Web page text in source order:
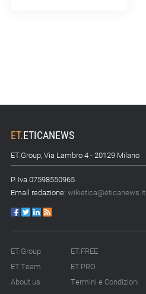
ET.ETICANEWS
ET.Group, Via Lambro 4 - 20129 Milano
P. Iva 07598550965
Email redazione: wikietica@eticanews.it
ET.Group
ET.Team
About us
ET.FREE
ET.PRO
Termini e Condizioni